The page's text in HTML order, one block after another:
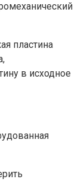
пластина
в исходное